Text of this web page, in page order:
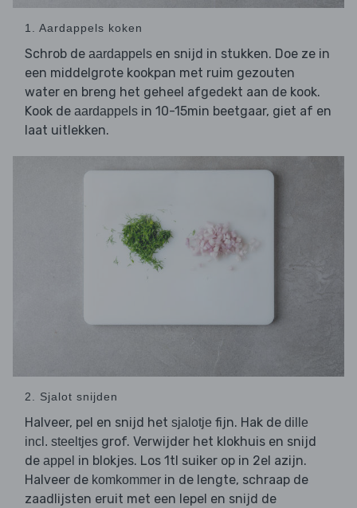
1. Aardappels koken
Schrob de aardappels en snijd in stukken. Doe ze in
een middelgrote kookpan met ruim gezouten
water en breng het geheel afgedekt aan de kook.
Kook de aardappels in 10-15min beetgaar, giet af en
laat uitlekken.
2. Sjalot snijden
Halveer, pel en snijd het sjalotje fijn. Hak de dille
incl. steeltjes grof. Verwijder het klokhuis en snijd
de appel in blokjes. Los 1tl suiker op in 2el azijn.
Halveer de komkommer in de lengte, schraap de
zaadlijsten eruit met een lepel en snijd de